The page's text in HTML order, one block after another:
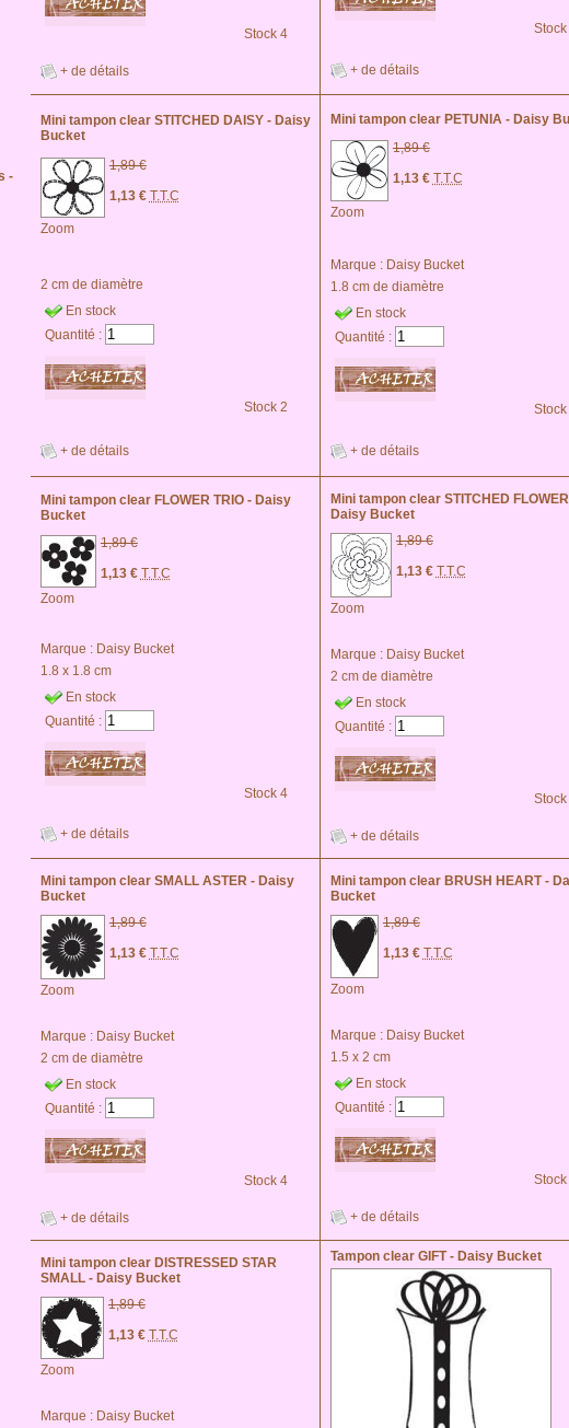
-
Stock 4
+ de détails
Stock
+ de détails
Mini tampon clear STITCHED DAISY - Daisy
Bucket
1,89 €
1,13 € T.T.C
Zoom
2 cm de diamètre
En stock
Quantité :
Stock 2
+ de détails
Mini tampon clear PETUNIA - Daisy
1,89 €
1,13 € T.T.C
Zoom
Marque : Daisy Bucket
1.8 cm de diamètre
En stock
Quantité :
Stock
+ de détails
Mini tampon clear FLOWER TRIO - Daisy
Bucket
1,89 €
1,13 € T.T.C
Zoom
Marque : Daisy Bucket
1.8 x 1.8 cm
En stock
Quantité :
Stock 4
+ de détails
Mini tampon clear STITCHED
Daisy Bucket
1,89 €
1,13 € T.T.C
Zoom
Marque : Daisy Bucket
2 cm de diamètre
En stock
Quantité :
Stock
+ de détails
Mini tampon clear SMALL ASTER - Daisy
Bucket
1,89 €
1,13 € T.T.C
Zoom
Marque : Daisy Bucket
2 cm de diamètre
En stock
Quantité :
Stock 4
+ de détails
Mini tampon clear BRUSH HEART -
Bucket
1,89 €
1,13 € T.T.C
Zoom
Marque : Daisy Bucket
1.5 x 2 cm
En stock
Quantité :
Stock
+ de détails
Mini tampon clear DISTRESSED STAR
SMALL - Daisy Bucket
1,89 €
1,13 € T.T.C
Zoom
Marque : Daisy Bucket
Tampon clear GIFT - Daisy Bucket